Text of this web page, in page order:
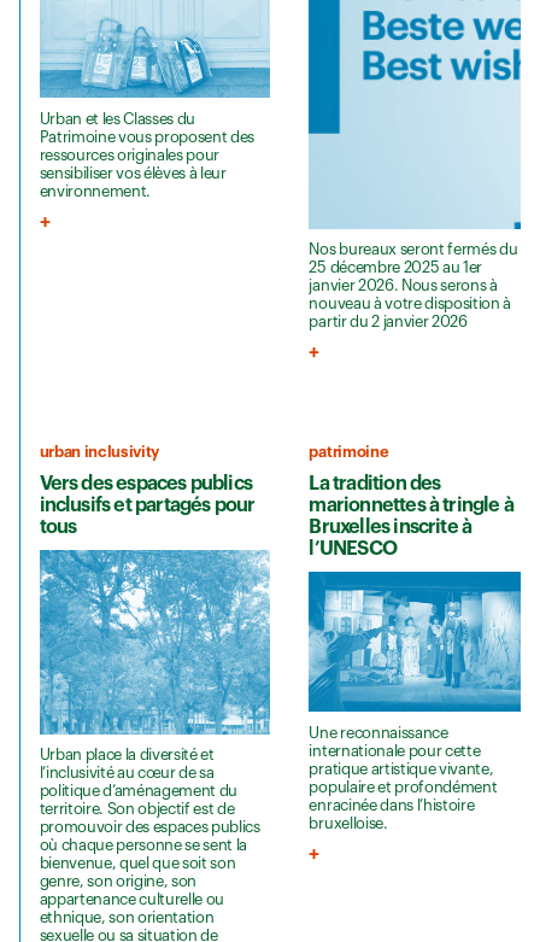
Urban et les Classes du
Patrimoine vous proposent des
ressources originales pour
sensibiliser vos élèves à leur
environnement.
Nos bureaux seront fermés du
25 décembre 2025 au 1er
janvier 2026. Nous serons à
nouveau à votre disposition à
partir du 2 janvier 2026
urban inclusivity
Vers des espaces publics
inclusifs et partagés pour
tous
Urban place la diversité et
l’inclusivité au cœur de sa
politique d’aménagement du
territoire. Son objectif est de
promouvoir des espaces publics
où chaque personne se sent la
bienvenue, quel que soit son
genre, son origine, son
appartenance culturelle ou
ethnique, son orientation
sexuelle ou sa situation de
patrimoine
La tradition des
marionnettes à tringle à
Bruxelles inscrite à
l’UNESCO
Une reconnaissance
internationale pour cette
pratique artistique vivante,
populaire et profondément
enracinée dans l’histoire
bruxelloise.